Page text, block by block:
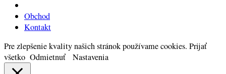
Obchod
Kontakt
Pre zlepšenie kvality našich stránok používame cookies. Prijať
všetko Odmietnuť Nastavenia